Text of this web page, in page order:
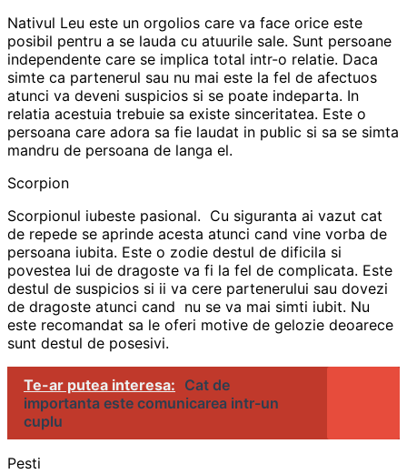
Nativul Leu este un orgolios care va face orice este
posibil pentru a se lauda cu atuurile sale. Sunt persoane
independente care se implica total intr-o relatie. Daca
simte ca partenerul sau nu mai este la fel de afectuos
atunci va deveni suspicios si se poate indeparta. In
relatia acestuia trebuie sa existe sinceritatea. Este o
persoana care adora sa fie laudat in public si sa se simta
mandru de persoana de langa el.
Scorpion
Scorpionul iubeste pasional. Cu siguranta ai vazut cat
de repede se aprinde acesta atunci cand vine vorba de
persoana iubita. Este o zodie destul de dificila si
povestea lui de dragoste va fi la fel de complicata. Este
destul de suspicios si ii va cere partenerului sau dovezi
de dragoste atunci cand nu se va mai simti iubit. Nu
este recomandat sa le oferi motive de gelozie deoarece
sunt destul de posesivi.
Te-ar putea interesa: Cat de
importanta este comunicarea intr-un
cuplu
Pesti